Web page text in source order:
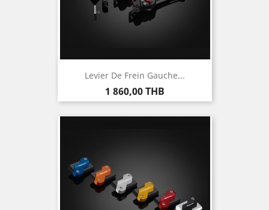
Levier De Frein Gauche...
Prix
1 860,00 THB